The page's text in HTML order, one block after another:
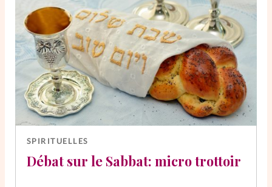
SPIRITUELLES
Débat sur le Sabbat: micro trottoir